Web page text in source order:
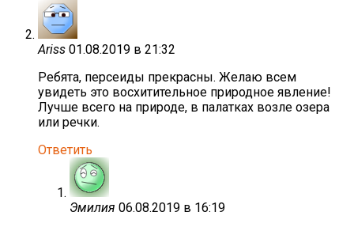
Ariss 01.08.2019 в 21:32
Ребята, персеиды прекрасны. Желаю всем
увидеть это восхитительное природное явление!
Лучше всего на природе, в палатках возле озера
или речки.
Ответить
Эмилия 06.08.2019 в 16:19